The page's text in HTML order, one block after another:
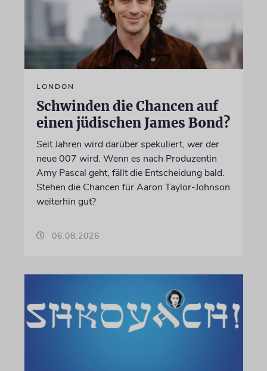
LONDON
Schwinden die Chancen auf
einen jüdischen James Bond?
Seit Jahren wird darüber spekuliert, wer der
neue 007 wird. Wenn es nach Produzentin
Amy Pascal geht, fällt die Entscheidung bald.
Stehen die Chancen für Aaron Taylor-Johnson
weiterhin gut?
06.08.2026